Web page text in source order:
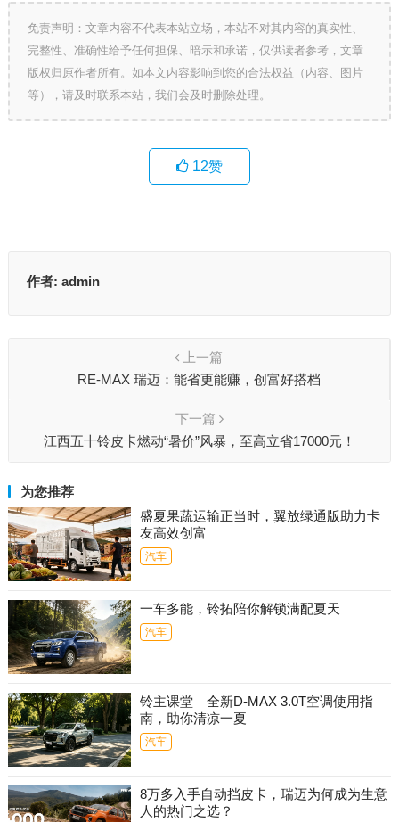
免责声明：文章内容不代表本站立场，本站不对其内容的真实性、
完整性、准确性给予任何担保、暗示和承诺，仅供读者参考，文章
版权归原作者所有。如本文内容影响到您的合法权益（内容、图片
等），请及时联系本站，我们会及时删除处理。
12赞
作者: admin
上一篇
RE-MAX 瑞迈：能省更能赚，创富好搭档
下一篇
江西五十铃皮卡燃动“暑价”风暴，至高立省17000元！
为您推荐
盛夏果蔬运输正当时，翼放绿通版助力卡
友高效创富
汽车
一车多能，铃拓陪你解锁满配夏天
汽车
铃主课堂｜全新D-MAX 3.0T空调使用指
南，助你清凉一夏
汽车
8万多入手自动挡皮卡，瑞迈为何成为生意
人的热门之选？